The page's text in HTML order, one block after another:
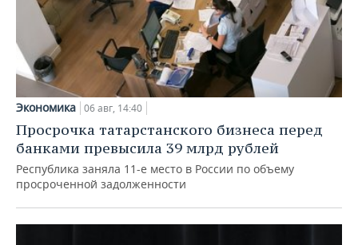
Экономика 06 авг, 14:40
Просрочка татарстанского бизнеса перед
банками превысила 39 млрд рублей
Республика заняла 11-е место в России по объему
просроченной задолженности